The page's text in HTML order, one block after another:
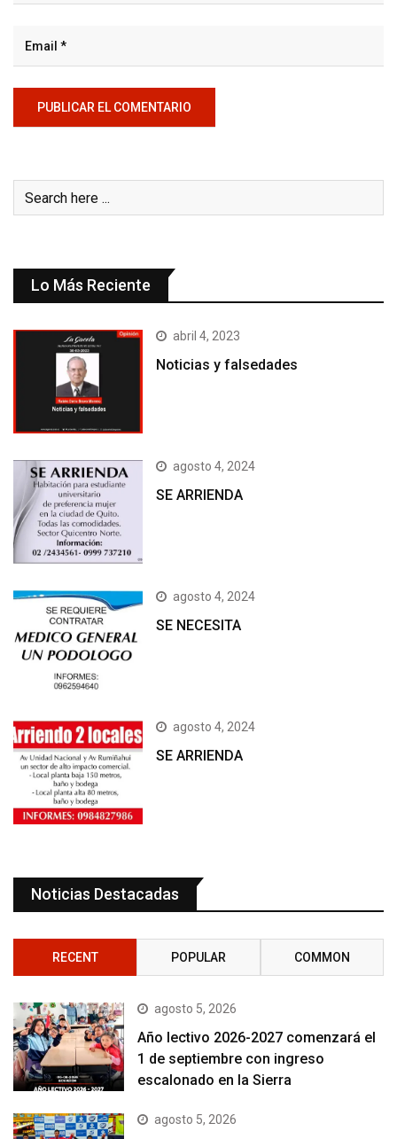
Lo Más Reciente
abril 4, 2023
Noticias y falsedades
agosto 4, 2024
SE ARRIENDA
agosto 4, 2024
SE NECESITA
agosto 4, 2024
SE ARRIENDA
Noticias Destacadas
RECENT POPULAR COMMON
agosto 5, 2026
Año lectivo 2026-2027 comenzará el
1 de septiembre con ingreso
escalonado en la Sierra
agosto 5, 2026